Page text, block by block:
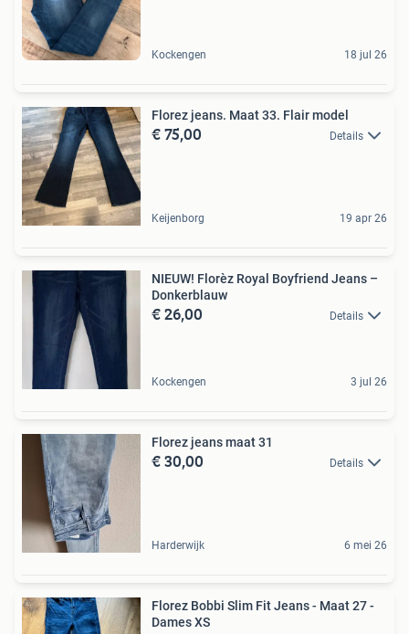
Kockengen 18 jul 26
Florez jeans. Maat 33. Flair model
€ 75,00 Details
Keijenborg 19 apr 26
NIEUW! Florèz Royal Boyfriend Jeans –
Donkerblauw
€ 26,00 Details
Kockengen 3 jul 26
Florez jeans maat 31
€ 30,00 Details
Harderwijk 6 mei 26
Florez Bobbi Slim Fit Jeans - Maat 27 -
Dames XS